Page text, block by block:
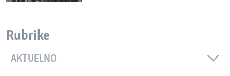
Rubrike
AKTUELNO